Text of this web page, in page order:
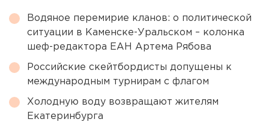
Водяное перемирие кланов: о политической
ситуации в Каменске-Уральском – колонка
шеф-редактора ЕАН Артема Рябова
Российские скейтбордисты допущены к
международным турнирам с флагом
Холодную воду возвращают жителям
Екатеринбурга